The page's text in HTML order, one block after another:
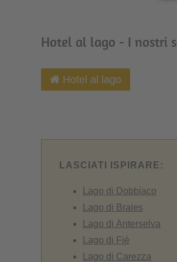
Hotel al lago - I nostri
Hotel al lago
LASCIATI ISPIRARE:
Lago di Dobbiaco
Lago di Braies
Lago di Anterselva
Lago di Fiè
Lago di Carezza